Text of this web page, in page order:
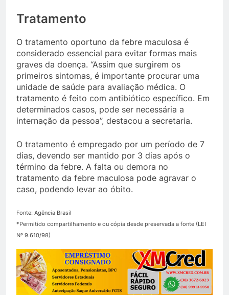
Tratamento
O tratamento oportuno da febre maculosa é
considerado essencial para evitar formas mais
graves da doença. “Assim que surgirem os
primeiros sintomas, é importante procurar uma
unidade de saúde para avaliação médica. O
tratamento é feito com antibiótico específico. Em
determinados casos, pode ser necessária a
internação da pessoa”, destacou a secretaria.
O tratamento é empregado por um período de 7
dias, devendo ser mantido por 3 dias após o
término da febre. A falta ou demora no
tratamento da febre maculosa pode agravar o
caso, podendo levar ao óbito.
Fonte: Agência Brasil
*Permitido compartilhamento e ou cópia desde preservada a fonte (LEI
Nº 9.610/98)